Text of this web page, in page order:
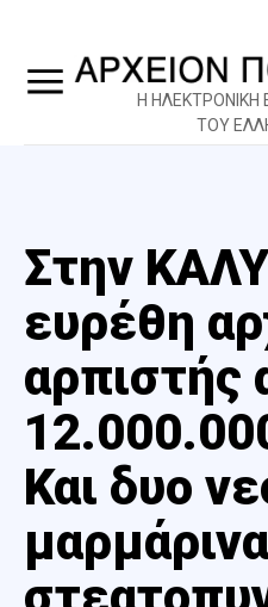
Η ΗΛΕΚΤΡΟΝΙΚΗ
ΤΟΥ
Στην
ευρέθη
αρπιστής
Και δυο
μαρμάρινα